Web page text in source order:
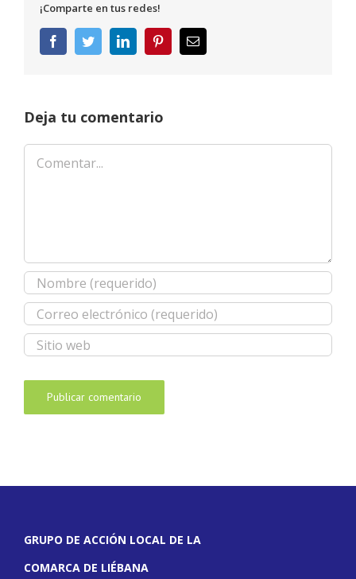
¡Comparte en tus redes!
FacebookTwitterLinkedInPinterestCorreo
electrónico
Deja tu comentario
Comentar
GRUPO DE ACCIÓN LOCAL DE LA
COMARCA DE LIÉBANA